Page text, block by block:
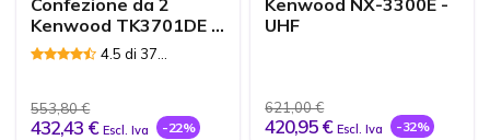
Kenwood TK3701DE +
2 Microfoni per
altoparlanti
4.5 di 37
553,80 €
432,43 € Escl. Iva -22%
UHF
621,00 €
420,95 € Escl. Iva -32%